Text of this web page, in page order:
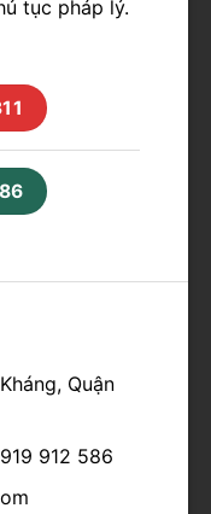
tục pháp lý.
Quận
912 586